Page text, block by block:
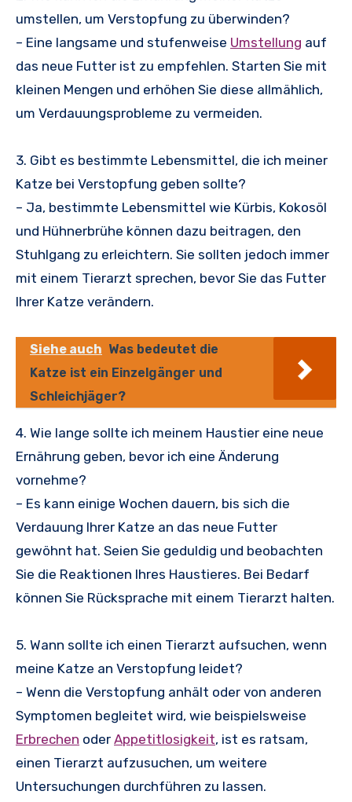
umstellen, um Verstopfung zu überwinden?
– Eine langsame und stufenweise Umstellung auf
das neue Futter ist zu empfehlen. Starten Sie mit
kleinen Mengen und erhöhen Sie diese allmählich,
um Verdauungsprobleme zu vermeiden.
3. Gibt es bestimmte Lebensmittel, die ich meiner
Katze bei Verstopfung geben sollte?
– Ja, bestimmte Lebensmittel wie Kürbis, Kokosöl
und Hühnerbrühe können dazu beitragen, den
Stuhlgang zu erleichtern. Sie sollten jedoch immer
mit einem Tierarzt sprechen, bevor Sie das Futter
Ihrer Katze verändern.
Siehe auch Was bedeutet die
Katze ist ein Einzelgänger und
Schleichjäger?
4. Wie lange sollte ich meinem Haustier eine neue
Ernährung geben, bevor ich eine Änderung
vornehme?
– Es kann einige Wochen dauern, bis sich die
Verdauung Ihrer Katze an das neue Futter
gewöhnt hat. Seien Sie geduldig und beobachten
Sie die Reaktionen Ihres Haustieres. Bei Bedarf
können Sie Rücksprache mit einem Tierarzt halten.
5. Wann sollte ich einen Tierarzt aufsuchen, wenn
meine Katze an Verstopfung leidet?
– Wenn die Verstopfung anhält oder von anderen
Symptomen begleitet wird, wie beispielsweise
Erbrechen oder Appetitlosigkeit, ist es ratsam,
einen Tierarzt aufzusuchen, um weitere
Untersuchungen durchführen zu lassen.